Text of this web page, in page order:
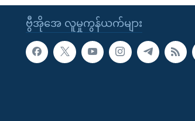
ဗွီအိုအေ လူမှုကွန်ယက်များ